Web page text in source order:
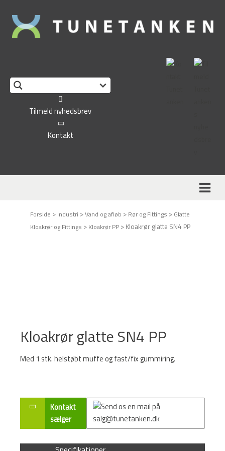
Tilmeld nyhedsbrev
Kontakt
Forside > Industri >Vand og afløb > Rør og Fittings > Glatte
Kloakrør og Fittings > Kloakrør PP > Kloakrør glatte SN4 PP
Kloakrør glatte SN4 PP
Med 1 stk. helstøbt muffe og fast/fix gummiring.
Kontakt
sælger